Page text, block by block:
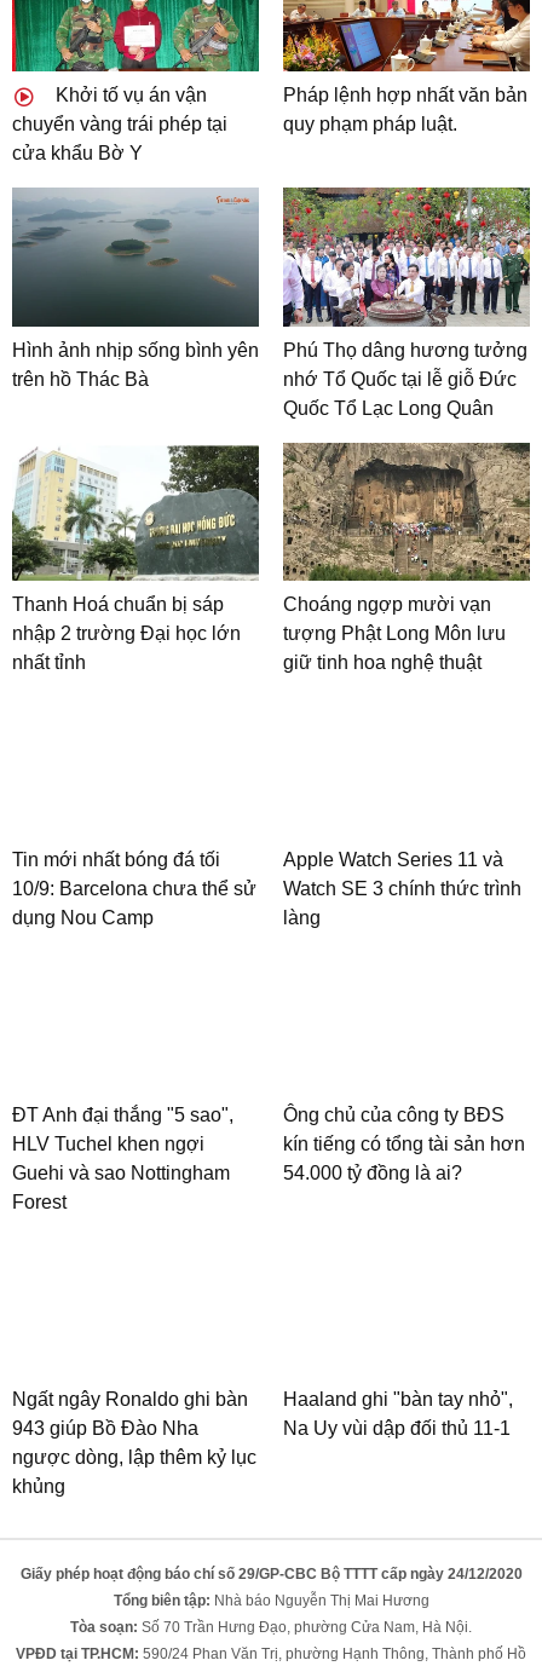
Khởi tố vụ án vận
chuyển vàng trái phép tại
cửa khẩu Bờ Y
Pháp lệnh hợp nhất văn bản
quy phạm pháp luật.
Hình ảnh nhịp sống bình yên
trên hồ Thác Bà
Phú Thọ dâng hương tưởng
nhớ Tổ Quốc tại lễ giỗ Đức
Quốc Tổ Lạc Long Quân
Thanh Hoá chuẩn bị sáp
nhập 2 trường Đại học lớn
nhất tỉnh
Choáng ngợp mười vạn
tượng Phật Long Môn lưu
giữ tinh hoa nghệ thuật
Tin mới nhất bóng đá tối
10/9: Barcelona chưa thể sử
dụng Nou Camp
Apple Watch Series 11 và
Watch SE 3 chính thức trình
làng
ĐT Anh đại thắng "5 sao",
HLV Tuchel khen ngợi
Guehi và sao Nottingham
Forest
Ông chủ của công ty BĐS
kín tiếng có tổng tài sản hơn
54.000 tỷ đồng là ai?
Ngất ngây Ronaldo ghi bàn
943 giúp Bồ Đào Nha
ngược dòng, lập thêm kỷ lục
khủng
Haaland ghi "bàn tay nhỏ",
Na Uy vùi dập đối thủ 11-1
Giấy phép hoạt động báo chí số 29/GP-CBC Bộ TTTT cấp ngày 24/12/2020
Tổng biên tập: Nhà báo Nguyễn Thị Mai Hương
Tòa soạn: Số 70 Trần Hưng Đạo, phường Cửa Nam, Hà Nội.
VPĐD tại TP.HCM: 590/24 Phan Văn Trị, phường Hạnh Thông, Thành phố Hồ